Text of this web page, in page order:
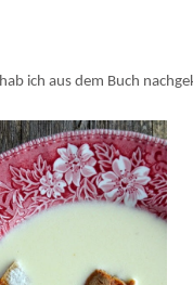
ich aus dem Buch